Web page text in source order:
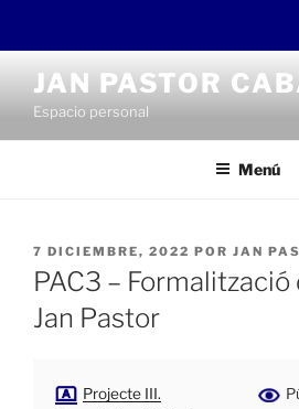
contenido
JAN PASTOR
Espacio personal
Menú
PUBLICADO
EL
7 DICIEMBRE, 2022 POR JAN
PAC3 –
Jan Pastor
Projecte III.